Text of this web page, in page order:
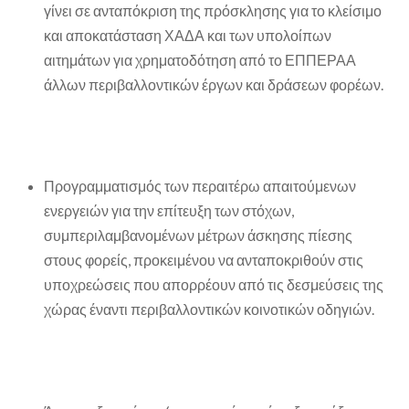
γίνει σε ανταπόκριση της πρόσκλησης για το κλείσιμο
και αποκατάσταση ΧΑΔΑ και των υπολοίπων
αιτημάτων για χρηματοδότηση από το ΕΠΠΕΡΑΑ
άλλων περιβαλλοντικών έργων και δράσεων φορέων.
Προγραμματισμός των περαιτέρω απαιτούμενων
ενεργειών για την επίτευξη των στόχων,
συμπεριλαμβανομένων μέτρων άσκησης πίεσης
στους φορείς, προκειμένου να ανταποκριθούν στις
υποχρεώσεις που απορρέουν από τις δεσμεύσεις της
χώρας έναντι περιβαλλοντικών κοινοτικών οδηγιών.